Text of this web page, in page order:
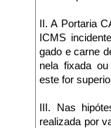
II. A Portaria
ICMS
gado e carne
nela fixada
este for
III. Nas
realizada por